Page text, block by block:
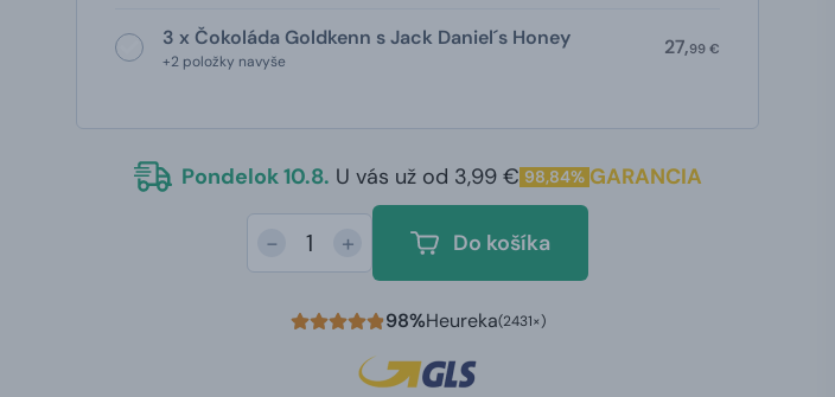
3 x Čokoláda Goldkenn s Jack Daniel´s Honey
+2 položky navyše
27,99 €
Pondelok 10.8. U vás už od 3,99 € 98,84% GARANCIA
- + Do košíka
98%Heureka(2431×)